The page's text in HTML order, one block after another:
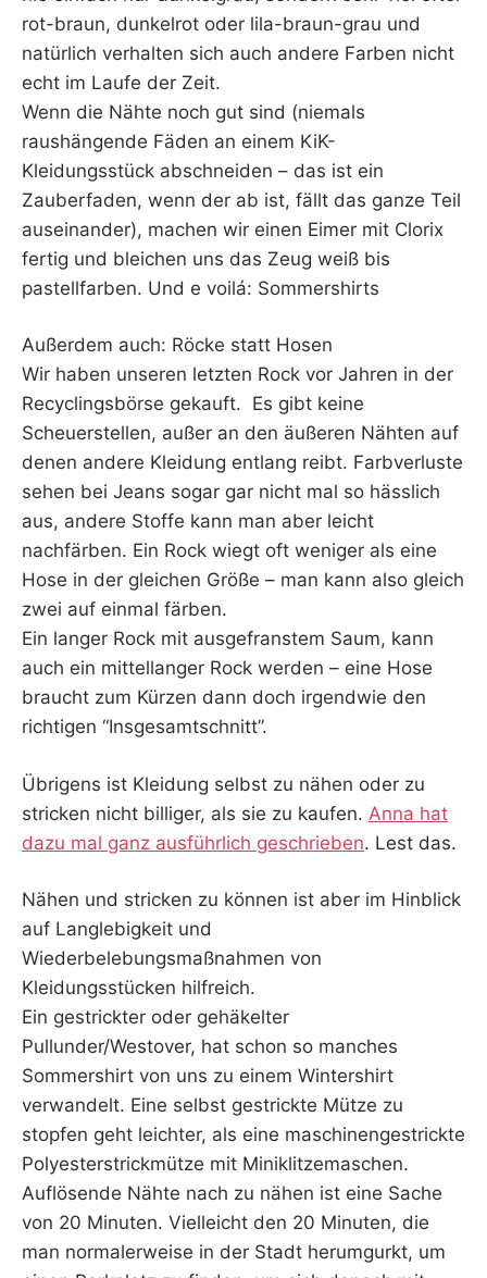
rot-braun, dunkelrot oder lila-braun-grau und
natürlich verhalten sich auch andere Farben nicht
echt im Laufe der Zeit.
Wenn die Nähte noch gut sind (niemals
raushängende Fäden an einem KiK-
Kleidungsstück abschneiden – das ist ein
Zauberfaden, wenn der ab ist, fällt das ganze Teil
auseinander), machen wir einen Eimer mit Clorix
fertig und bleichen uns das Zeug weiß bis
pastellfarben. Und e voilá: Sommershirts
Außerdem auch: Röcke statt Hosen
Wir haben unseren letzten Rock vor Jahren in der
Recyclingsbörse gekauft. Es gibt keine
Scheuerstellen, außer an den äußeren Nähten auf
denen andere Kleidung entlang reibt. Farbverluste
sehen bei Jeans sogar gar nicht mal so hässlich
aus, andere Stoffe kann man aber leicht
nachfärben. Ein Rock wiegt oft weniger als eine
Hose in der gleichen Größe – man kann also gleich
zwei auf einmal färben.
Ein langer Rock mit ausgefranstem Saum, kann
auch ein mittellanger Rock werden – eine Hose
braucht zum Kürzen dann doch irgendwie den
richtigen “Insgesamtschnitt”.
Übrigens ist Kleidung selbst zu nähen oder zu
stricken nicht billiger, als sie zu kaufen. Anna hat
dazu mal ganz ausführlich geschrieben. Lest das.
Nähen und stricken zu können ist aber im Hinblick
auf Langlebigkeit und
Wiederbelebungsmaßnahmen von
Kleidungsstücken hilfreich.
Ein gestrickter oder gehäkelter
Pullunder/Westover, hat schon so manches
Sommershirt von uns zu einem Wintershirt
verwandelt. Eine selbst gestrickte Mütze zu
stopfen geht leichter, als eine maschinengestrickte
Polyesterstrickmütze mit Miniklitzemaschen.
Auflösende Nähte nach zu nähen ist eine Sache
von 20 Minuten. Vielleicht den 20 Minuten, die
man normalerweise in der Stadt herumgurkt, um